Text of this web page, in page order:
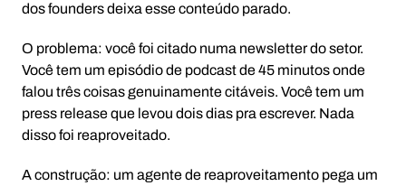
dos founders deixa esse conteúdo parado.
O problema: você foi citado numa newsletter do setor.
Você tem um episódio de podcast de 45 minutos onde
falou três coisas genuinamente citáveis. Você tem um
press release que levou dois dias pra escrever. Nada
disso foi reaproveitado.
A construção: um agente de reaproveitamento pega um